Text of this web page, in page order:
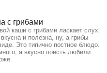
с грибами
каши с грибами ласкает слух.
и полезна, ну, а грибы
Это типично постное блюдо.
а вкусно поесть любили